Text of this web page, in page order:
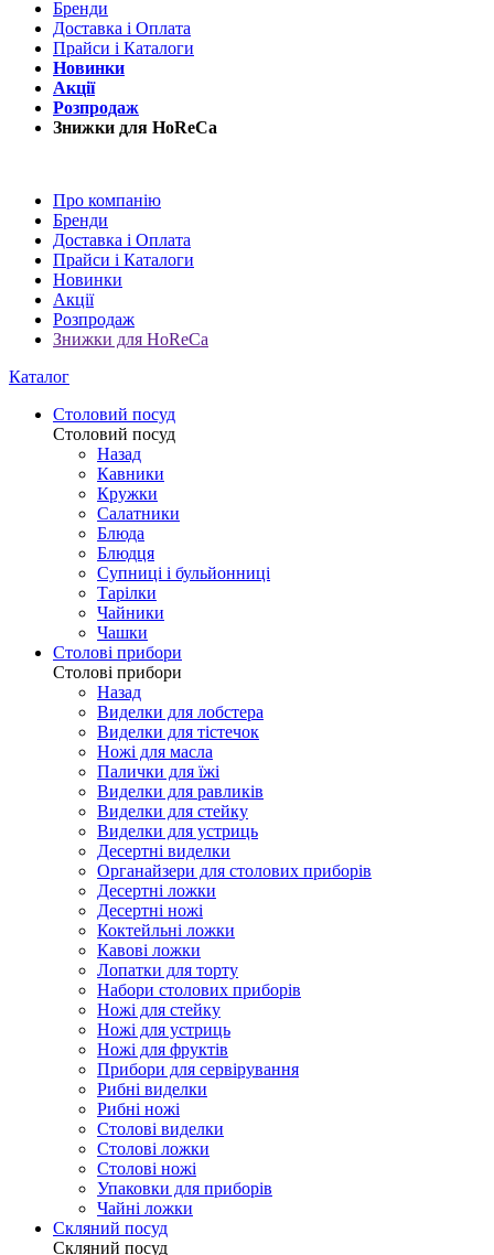
Бренди
Доставка і Оплата
Прайси і Каталоги
Новинки
Акції
Розпродаж
Знижки для HoReCa
Про компанію
Бренди
Доставка і Оплата
Прайси і Каталоги
Новинки
Акції
Розпродаж
Знижки для HoReCa
Каталог
Столовий посуд
Столовий посуд
Назад
Кавники
Кружки
Салатники
Блюда
Блюдця
Супниці і бульйонниці
Тарілки
Чайники
Чашки
Столові прибори
Столові прибори
Назад
Виделки для лобстера
Виделки для тістечок
Ножі для масла
Палички для їжі
Виделки для равликів
Виделки для стейку
Виделки для устриць
Десертні виделки
Органайзери для столових приборів
Десертні ложки
Десертні ножі
Коктейльні ложки
Кавові ложки
Лопатки для торту
Набори столових приборів
Ножі для стейку
Ножі для устриць
Ножі для фруктів
Прибори для сервірування
Рибні виделки
Рибні ножі
Столові виделки
Столові ложки
Столові ножі
Упаковки для приборів
Чайні ложки
Скляний посуд
Скляний посуд